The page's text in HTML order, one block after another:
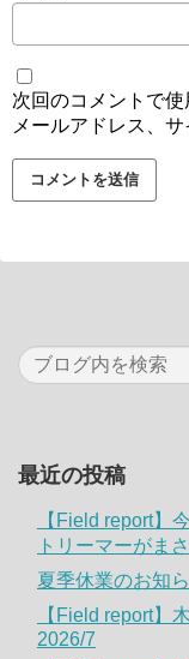
次回のコメントで使
メールアドレス、サ
最近の投稿
【Field report】
トリーマーがま
夏季休業のお知
【Field report】
2026/7